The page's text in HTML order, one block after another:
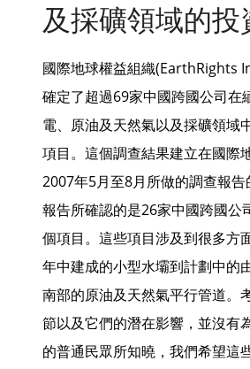
及採礦領域的投
國際地球權益組織(EarthRights
確定了超過69家中國跨國公司在
電、原油及天然氣以及採礦領域
項目。這個調查結果建立在國際
2007年5月至8月所做的調查報
報告所確認的是26家中國跨國公
個項目。這些項目涉及到很多方
年中建成的小型水壩到計劃中的
南部的原油及天然氣平行管道。
節以及它們的潛在影響，並沒有
的普通民眾所知曉，我們希望這